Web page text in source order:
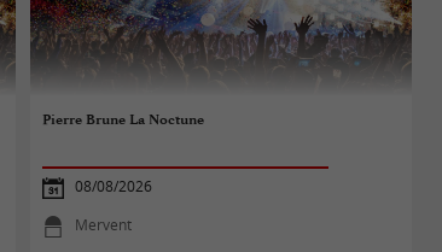
Pierre Brune La Noctune
08/08/2026
Mervent